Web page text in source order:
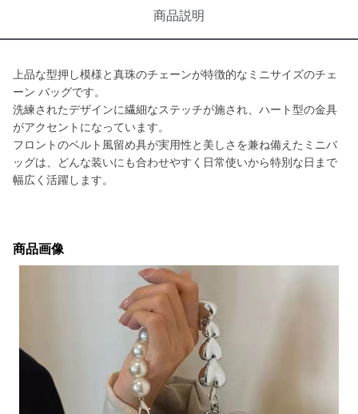
商品説明
上品な型押し模様と真珠のチェーンが特徴的なミニサイズのチェ
ーン バッグです。
洗練されたデザインに繊細なステッチが施され、ハート型の金具
がアクセントになっています。
フロントのベルト風留め具が実用性と美しさを兼ね備えたミニバ
ッグは、どんな装いにも合わせやすく日常使いから特別な日まで
幅広く活躍します。
商品画像